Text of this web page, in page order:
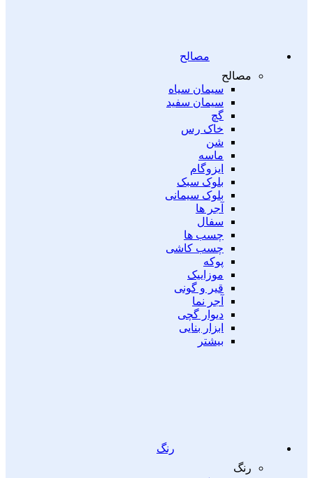
مصالح
مصالح
سیمان سیاه
سیمان سفید
گچ
خاک رس
شن
ماسه
ایزوگام
بلوک سبک
بلوک سیمانی
آجر ها
سفال
چسب ها
چسب کاشی
پوکه
موزاییک
قیر و گونی
آجر نما
دیوار گچی
ابزار بنایی
بیشتر
رنگ
رنگ